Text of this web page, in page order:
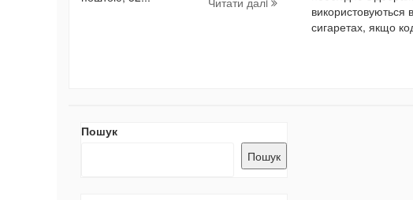
використовуються
сигаретах, якщо
Пошук
Пошук